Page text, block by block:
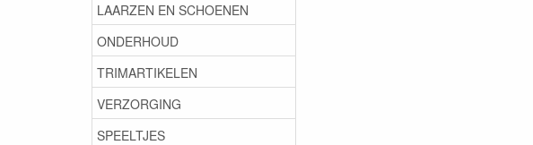
LAARZEN EN SCHOENEN
ONDERHOUD
TRIMARTIKELEN
VERZORGING
SPEELTJES